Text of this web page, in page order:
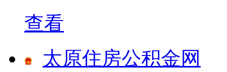
查看
太原住房公积金网